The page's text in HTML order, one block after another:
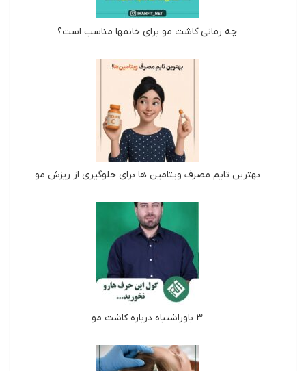
چه زمانی کاشت مو برای خانمها مناسب است؟
بهترین تایم مصرف ویتامین ها برای جلوگیری از ریزش مو
3 باوراشتباه درباره کاشت مو